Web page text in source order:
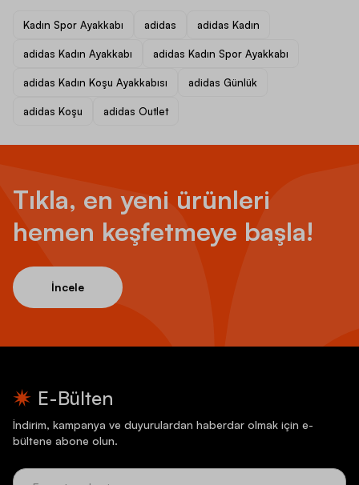
Kadın Spor Ayakkabı adidas adidas Kadın
adidas Kadın Ayakkabı adidas Kadın Spor Ayakkabı
adidas Kadın Koşu Ayakkabısı adidas Günlük
adidas Koşu adidas Outlet
Tıkla, en yeni ürünleri
hemen keşfetmeye başla!
İncele
E-Bülten
İndirim, kampanya ve duyurulardan haberdar olmak için e-
bültene abone olun.